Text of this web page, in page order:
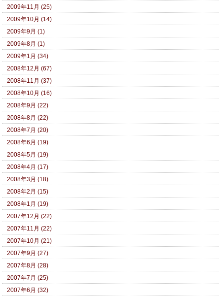
2009年11月 (25)
2009年10月 (14)
2009年9月 (1)
2009年8月 (1)
2009年1月 (34)
2008年12月 (67)
2008年11月 (37)
2008年10月 (16)
2008年9月 (22)
2008年8月 (22)
2008年7月 (20)
2008年6月 (19)
2008年5月 (19)
2008年4月 (17)
2008年3月 (18)
2008年2月 (15)
2008年1月 (19)
2007年12月 (22)
2007年11月 (22)
2007年10月 (21)
2007年9月 (27)
2007年8月 (28)
2007年7月 (25)
2007年6月 (32)